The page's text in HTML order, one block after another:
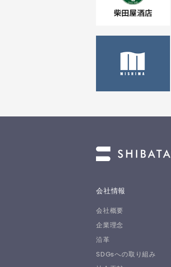
会社情報
会社概要
企業理念
沿革
SDGsへの取り組み